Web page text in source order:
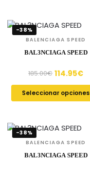
-38%
BALENCIAGA SPEED
BAL3NCIAGA SPEED
185.00€ 114.95€
Seleccionar opciones
-38%
BALENCIAGA SPEED
BAL3NCIAGA SPEED